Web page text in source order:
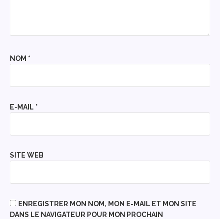
NOM *
E-MAIL *
SITE WEB
ENREGISTRER MON NOM, MON E-MAIL ET MON SITE
DANS LE NAVIGATEUR POUR MON PROCHAIN